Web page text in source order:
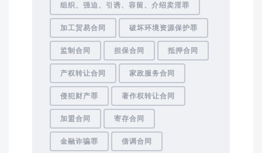
组织、强迫、引诱、容留、介绍卖淫罪
加工贸易合同 破坏环境资源保护罪
监制合同 担保合同 抵押合同
产权转让合同 家政服务合同
侵犯财产罪 著作权转让合同
加盟合同 寄存合同
金融诈骗罪 借调合同